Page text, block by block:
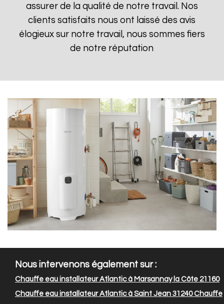
assurer de la qualité de notre travail. Nos
clients satisfaits nous ont laissé des avis
élogieux sur notre travail, nous sommes fiers
de notre réputation
Nous intervenons également sur :
Chauffe eau installateur Atlantic à Marsannay la Côte 21160
Chauffe eau installateur Atlantic à Saint Jean 31240Chauffe